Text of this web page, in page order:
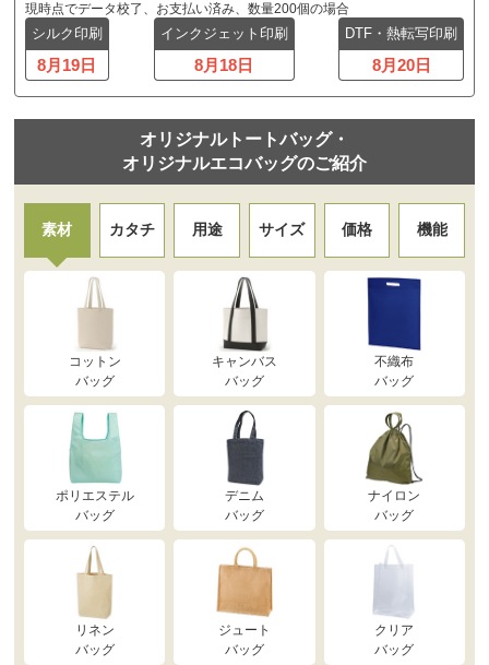
現時点でデータ校了、お支払い済み、数量200個の場合
シルク印刷
8月19日
インクジェット印刷
8月18日
DTF・熱転写印刷
8月20日
オリジナルトートバッグ・
オリジナルエコバッグのご紹介
素材 カタチ 用途 サイズ 価格 機能
コットン
バッグ
キャンバス
バッグ
不織布
バッグ
ポリエステル
バッグ
デニム
バッグ
ナイロン
バッグ
リネン
バッグ
ジュート
バッグ
クリア
バッグ